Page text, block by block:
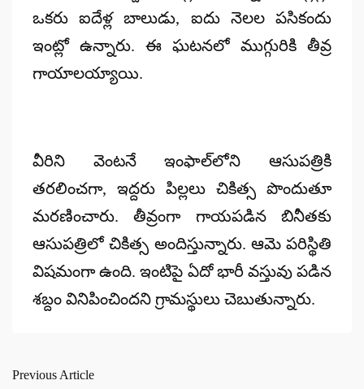
ఒకరు ఐదేళ్ల బాలుడు, ఐదు నెలల పసికందు
ఇంట్లో ఉన్నారు. ఈ ఘటనలో ముగ్గురికి తీవ్ర
గాయాలయ్యాయి.
వీరిని వెంటనే ఇంఫాల్‌లోని ఆసుపత్రికి
తరలించగా, ఇద్దరు పిల్లలు చికిత్స పొందుతూ
మరణించారు. తీవ్రంగా గాయపడిన బినీతకు
ఆసుపత్రిలో చికిత్స అందిస్తున్నారు. ఆమె పరిస్థితి
విషమంగా ఉంది. ఇంటిపై ఏదో భారీ వస్తువు పడిన
శబ్దం వినిపించిందని గ్రామస్థులు చెబుతున్నారు.
Post
Previous Article